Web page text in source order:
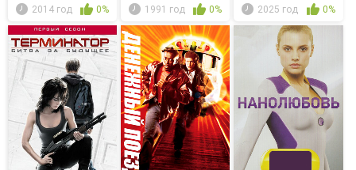
2014 год 0% 1991 год 0% 2025 год 0%